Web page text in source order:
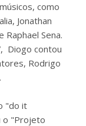
como
Jonathan
Raphael Sena.
Diogo contou
Rodrigo
"do it
o "Projeto